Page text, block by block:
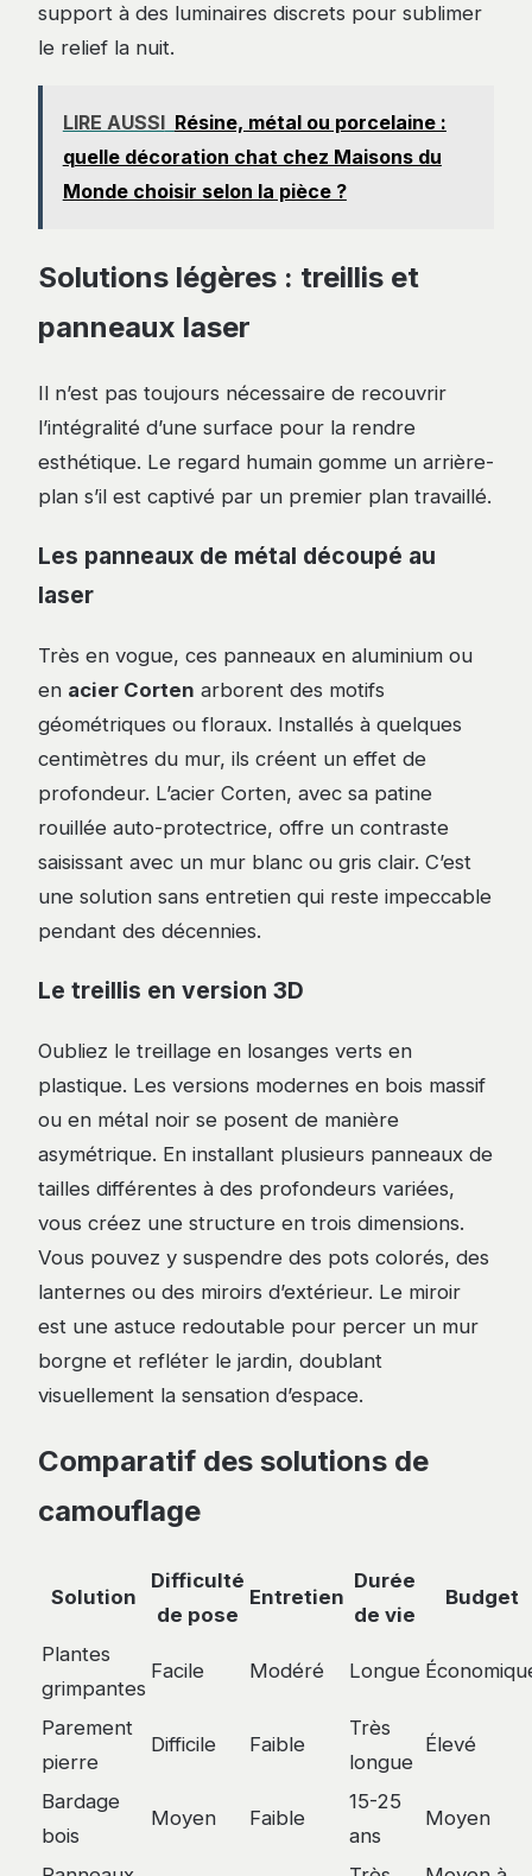
support à des luminaires discrets pour sublimer
le relief la nuit.
LIRE AUSSI Résine, métal ou porcelaine :
quelle décoration chat chez Maisons du
Monde choisir selon la pièce ?
Solutions légères : treillis et
panneaux laser
Il n’est pas toujours nécessaire de recouvrir
l’intégralité d’une surface pour la rendre
esthétique. Le regard humain gomme un arrière-
plan s’il est captivé par un premier plan travaillé.
Les panneaux de métal découpé au
laser
Très en vogue, ces panneaux en aluminium ou
en acier Corten arborent des motifs
géométriques ou floraux. Installés à quelques
centimètres du mur, ils créent un effet de
profondeur. L’acier Corten, avec sa patine
rouillée auto-protectrice, offre un contraste
saisissant avec un mur blanc ou gris clair. C’est
une solution sans entretien qui reste impeccable
pendant des décennies.
Le treillis en version 3D
Oubliez le treillage en losanges verts en
plastique. Les versions modernes en bois massif
ou en métal noir se posent de manière
asymétrique. En installant plusieurs panneaux de
tailles différentes à des profondeurs variées,
vous créez une structure en trois dimensions.
Vous pouvez y suspendre des pots colorés, des
lanternes ou des miroirs d’extérieur. Le miroir
est une astuce redoutable pour percer un mur
borgne et refléter le jardin, doublant
visuellement la sensation d’espace.
Comparatif des solutions de
camouflage
Solution
Difficulté
de pose
Entretien
Durée
de vie
Budget
Plantes
grimpantes
Facile Modéré Longue
Parement
pierre
Difficile Faible
Très
longue
Élevé
Bardage
bois
Moyen Faible
15-25
ans
Moyen